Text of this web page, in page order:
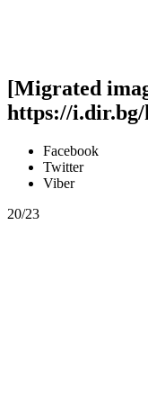
[Migrated
https://
Facebook
Twitter
Viber
20/23